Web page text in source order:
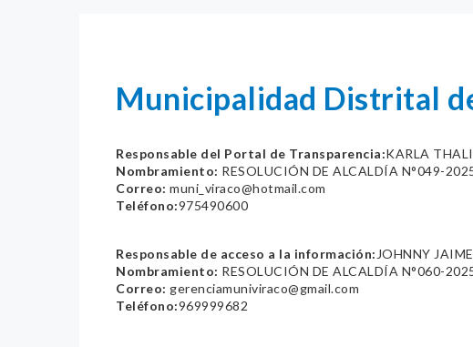
Municipalidad Distrital
Responsable del Portal de Transparencia:KARLA
Nombramiento: RESOLUCIÓN DE ALCALDÍA N°049-
Correo: muni_viraco@hotmail.com
Teléfono:975490600
Responsable de acceso a la información: JOHNNY
Nombramiento: RESOLUCIÓN DE ALCALDÍA N°060-
Correo: gerenciamuniviraco@gmail.com
Teléfono:969999682